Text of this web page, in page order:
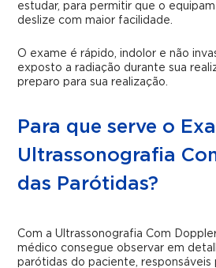
estudar, para permitir que o
deslize com maior facilidade.
O exame é rápido, indolor e não
exposto a radiação durante sua
preparo para sua realização.
Para que serve o
Ultrassonografia
das Parótidas?
Com a Ultrassonografia Com
médico consegue observar em
parótidas do paciente, responsáveis